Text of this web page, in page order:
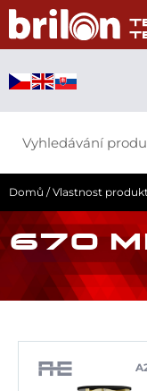
Přeskočit
obsah
Domů / Vlastnost
670